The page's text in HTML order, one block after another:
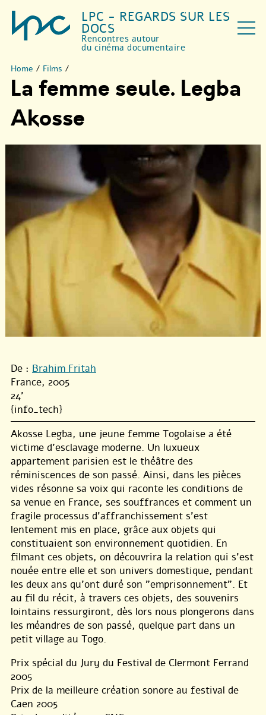
LPC - REGARDS SUR LES
DOCS
Rencontres autour
du cinéma documentaire
Home / Films /
La femme seule. Legba
Akosse
De : Brahim Fritah
France, 2005
24'
{info_tech}
Akosse Legba, une jeune femme Togolaise a été
victime d’esclavage moderne. Un luxueux
appartement parisien est le théâtre des
réminiscences de son passé. Ainsi, dans les pièces
vides résonne sa voix qui raconte les conditions de
sa venue en France, ses souffrances et comment un
fragile processus d’affranchissement s’est
lentement mis en place, grâce aux objets qui
constituaient son environnement quotidien. En
filmant ces objets, on découvrira la relation qui s’est
nouée entre elle et son univers domestique, pendant
les deux ans qu’ont duré son "emprisonnement". Et
au fil du récit, à travers ces objets, des souvenirs
lointains ressurgiront, dès lors nous plongerons dans
les méandres de son passé, quelque part dans un
petit village au Togo.
Prix spécial du Jury du Festival de Clermont Ferrand
2005
Prix de la meilleure création sonore au festival de
Caen 2005